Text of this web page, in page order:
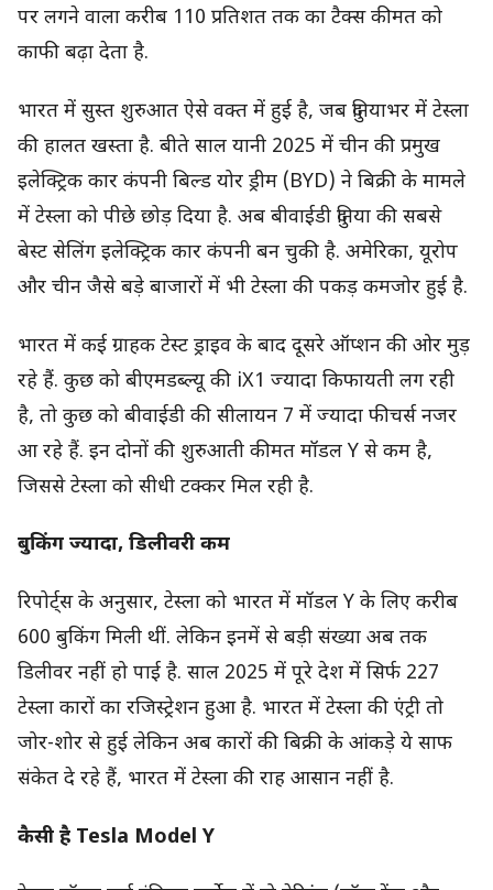
पर लगने वाला करीब 110 प्रतिशत तक का टैक्स कीमत को
काफी बढ़ा देता है.
भारत में सुस्त शुरुआत ऐसे वक्त में हुई है, जब दुनियाभर में टेस्ला
की हालत खस्ता है. बीते साल यानी 2025 में चीन की प्रमुख
इलेक्ट्रिक कार कंपनी बिल्ड योर ड्रीम (BYD) ने बिक्री के मामले
में टेस्ला को पीछे छोड़ दिया है. अब बीवाईडी दुनिया की सबसे
बेस्ट सेलिंग इलेक्ट्रिक कार कंपनी बन चुकी है. अमेरिका, यूरोप
और चीन जैसे बड़े बाजारों में भी टेस्ला की पकड़ कमजोर हुई है.
भारत में कई ग्राहक टेस्ट ड्राइव के बाद दूसरे ऑप्शन की ओर मुड़
रहे हैं. कुछ को बीएमडब्ल्यू की iX1 ज्यादा किफायती लग रही
है, तो कुछ को बीवाईडी की सीलायन 7 में ज्यादा फीचर्स नजर
आ रहे हैं. इन दोनों की शुरुआती कीमत मॉडल Y से कम है,
जिससे टेस्ला को सीधी टक्कर मिल रही है.
बुकिंग ज्यादा, डिलीवरी कम
रिपोर्ट्स के अनुसार, टेस्ला को भारत में मॉडल Y के लिए करीब
600 बुकिंग मिली थीं. लेकिन इनमें से बड़ी संख्या अब तक
डिलीवर नहीं हो पाई है. साल 2025 में पूरे देश में सिर्फ 227
टेस्ला कारों का रजिस्ट्रेशन हुआ है. भारत में टेस्ला की एंट्री तो
जोर-शोर से हुई लेकिन अब कारों की बिक्री के आंकड़े ये साफ
संकेत दे रहे हैं, भारत में टेस्ला की राह आसान नहीं है.
कैसी है Tesla Model Y